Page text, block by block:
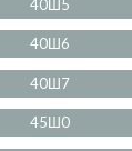
40Ш5
40Ш6
40Ш7
45Ш0